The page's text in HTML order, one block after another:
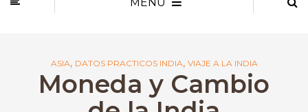
ASIA, DATOS PRACTICOS INDIA, VIAJE A LA INDIA
Moneda y Cambio